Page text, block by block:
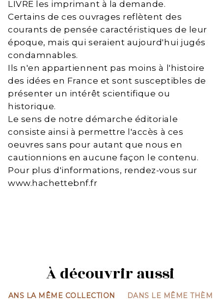
LIVRE les imprimant à la demande.
Certains de ces ouvrages reflètent des
courants de pensée caractéristiques de leur
époque, mais qui seraient aujourd'hui jugés
condamnables.
Ils n'en appartiennent pas moins à l'histoire
des idées en France et sont susceptibles de
présenter un intérêt scientifique ou
historique.
Le sens de notre démarche éditoriale
consiste ainsi à permettre l'accès à ces
oeuvres sans pour autant que nous en
cautionnions en aucune façon le contenu.
Pour plus d'informations, rendez-vous sur
www.hachettebnf.fr
À découvrir aussi
DANS LA MÊME COLLECTION DANS LE MÊME THÈME